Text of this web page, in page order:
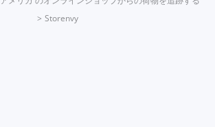
Storenvy